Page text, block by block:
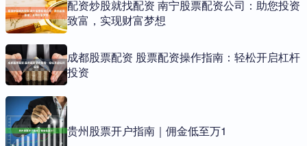
配资炒股就找配资 南宁股票配资公司：助您投资
致富，实现财富梦想
成都股票配资 股票配资操作指南：轻松开启杠杆
投资
贵州股票开户指南｜佣金低至万1